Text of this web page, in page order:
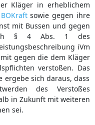
Kläger in erheblichem
sowie gegen ihre
mit Bussen und gegen
§ 4 Abs. 1 des
iVm
gegen die dem Kläger
verstoßen. Das
ergebe sich daraus, dass
des Verstoßes
in Zukunft mit weiteren
sei.